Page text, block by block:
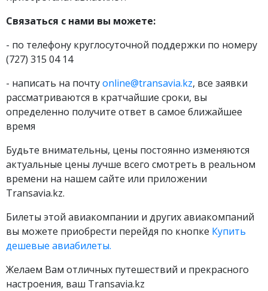
Связаться с нами вы можете:
- по телефону круглосуточной поддержки по номеру
(727) 315 04 14
- написать на почтуonline@transavia.kz, все заявки
рассматриваются в кратчайшие сроки, вы
определенно получите ответ в самое ближайшее
время
Будьте внимательны, цены постоянно изменяются
актуальные цены лучше всего смотреть в реальном
времени на нашем сайте или приложении
Transavia.kz.
Билеты этой авиакомпании и других авиакомпаний
вы можете приобрести перейдя по кнопке Купить
дешевые авиабилеты.
Желаем Вам отличных путешествий и прекрасного
настроения, ваш Transavia.kz